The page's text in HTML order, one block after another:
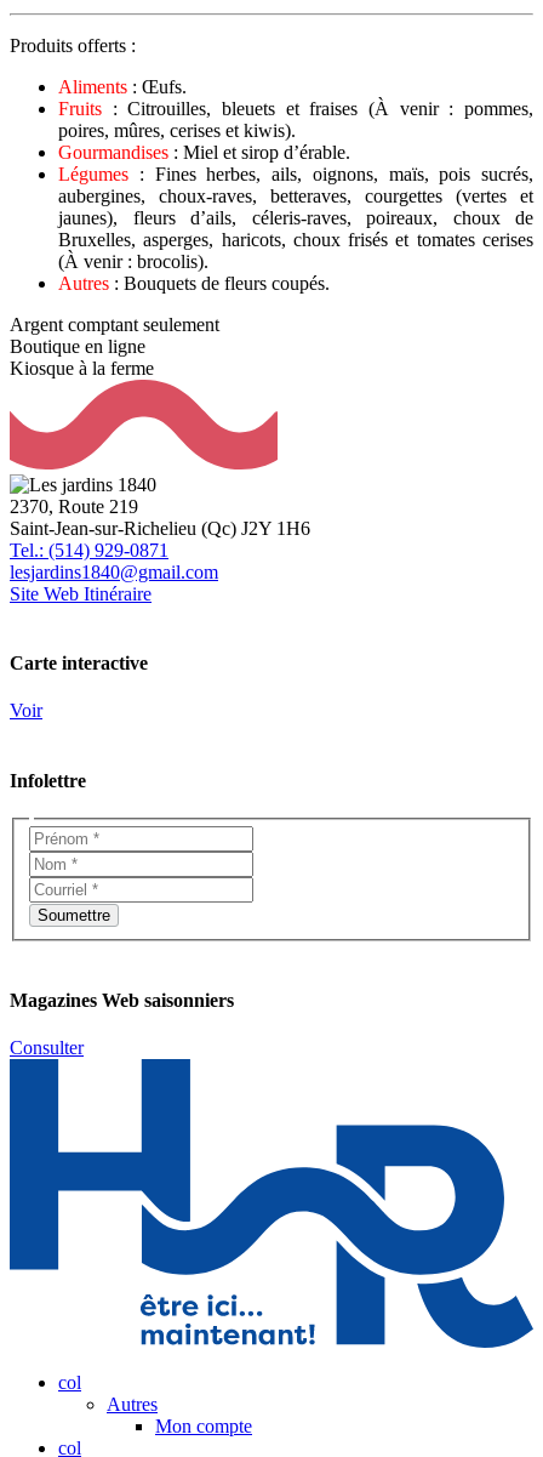
Produits offerts :
Aliments : Œufs.
Fruits : Citrouilles, bleuets et fraises (À venir : pommes,
poires, mûres, cerises et kiwis).
Gourmandises : Miel et sirop d’érable.
Légumes : Fines herbes, ails, oignons, maïs, pois sucrés,
aubergines, choux-raves, betteraves, courgettes (vertes et
jaunes), fleurs d’ails, céleris-raves, poireaux, choux de
Bruxelles, asperges, haricots, choux frisés et tomates cerises
(À venir : brocolis).
Autres : Bouquets de fleurs coupés.
Argent comptant seulement
Boutique en ligne
Kiosque à la ferme
2370, Route 219
Saint-Jean-sur-Richelieu (Qc) J2Y 1H6
Tel.: (514) 929-0871
lesjardins1840@gmail.com
Site Web Itinéraire
Carte interactive
Voir
Infolettre
Magazines Web saisonniers
Consulter
col
Autres
Mon compte
col